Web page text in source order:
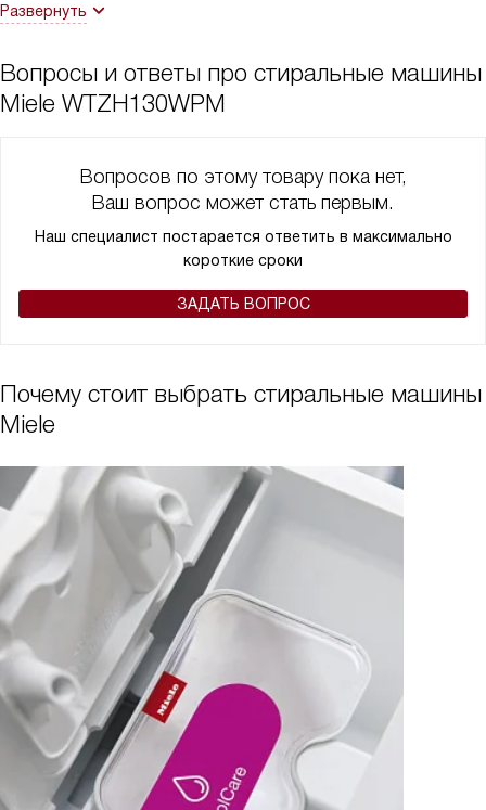
Развернуть
Вопросы и ответы про стиральные машины
Miele WTZH130WPM
Вопросов по этому товару пока нет,
Ваш вопрос может стать первым.
Наш специалист постарается ответить в максимально
короткие сроки
ЗАДАТЬ ВОПРОС
Почему стоит выбрать стиральные машины
Miele